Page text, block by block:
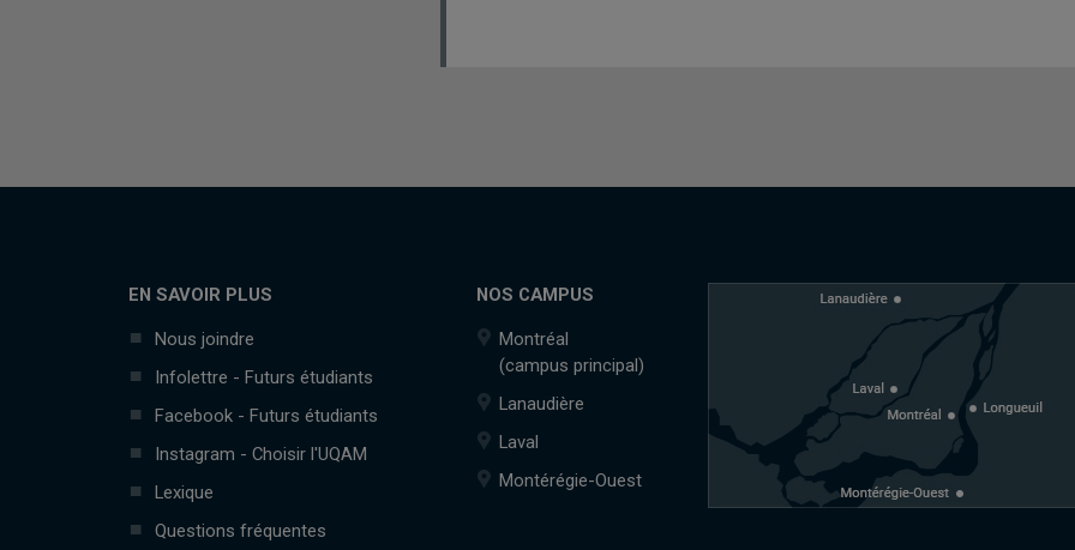
EN SAVOIR PLUS
Nous joindre
Infolettre - Futurs étudiants
Facebook - Futurs étudiants
Instagram - Choisir l'UQAM
Lexique
Questions fréquentes
NOS CAMPUS
Montréal
(campus principal)
Lanaudière
Laval
Montérégie-Ouest